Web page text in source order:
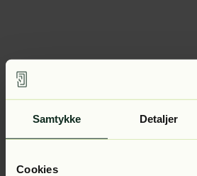
Samtykke Detaljer
Cookies